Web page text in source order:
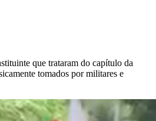
que trataram do capítulo da
tomados por militares e